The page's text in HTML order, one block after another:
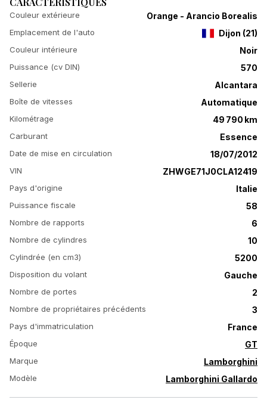
Couleur extérieure Orange - Arancio Borealis
Emplacement de l'auto Dijon (21)
Couleur intérieure Noir
Puissance (cv DIN) 570
Sellerie Alcantara
Boîte de vitesses Automatique
Kilométrage 49 790 km
Carburant Essence
Date de mise en circulation 18/07/2012
VIN ZHWGE71J0CLA12419
Pays d'origine Italie
Puissance fiscale 58
Nombre de rapports 6
Nombre de cylindres 10
Cylindrée (en cm3) 5200
Disposition du volant Gauche
Nombre de portes 2
Nombre de propriétaires précédents 3
Pays d'immatriculation France
Époque GT
Marque Lamborghini
Modèle Lamborghini Gallardo